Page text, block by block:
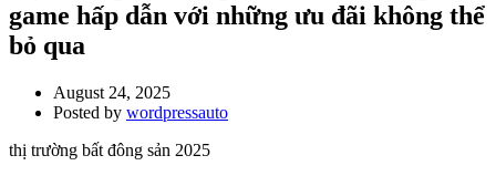
game hấp dẫn với những ưu đãi không thể
bỏ qua
August 24, 2025
Posted by wordpressauto
thị trường bất đông sản 2025